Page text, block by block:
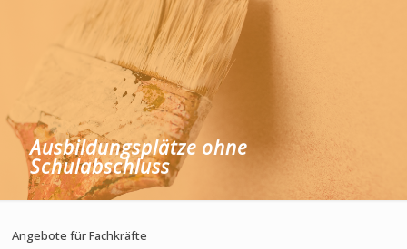
Ausbildungsplätze ohne
Schulabschluss
Angebote für Fachkräfte